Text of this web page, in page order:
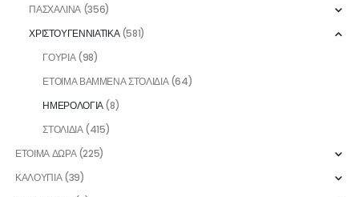
ΠΑΣΧΑΛΙΝΑ (356)
ΧΡΙΣΤΟΥΓΕΝΝΙΑΤΙΚΑ (581)
ΓΟΥΡΙΑ (98)
ΕΤΟΙΜΑ ΒΑΜΜΕΝΑ ΣΤΟΛΙΔΙΑ (64)
ΗΜΕΡΟΛΟΓΙΑ(8)
ΣΤΟΛΙΔΙΑ (415)
ΕΤΟΙΜΑ ΔΩΡΑ (225)
ΚΑΛΟΥΠΙΑ (39)